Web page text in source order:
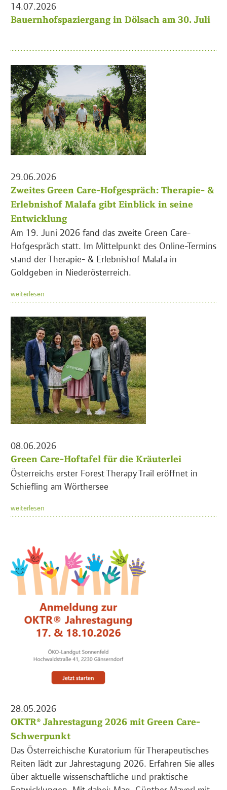
14.07.2026
Bauernhofspaziergang in Dölsach am 30. Juli
29.06.2026
Zweites Green Care-Hofgespräch: Therapie- &
Erlebnishof Malafa gibt Einblick in seine
Entwicklung
Am 19. Juni 2026 fand das zweite Green Care-
Hofgespräch statt. Im Mittelpunkt des Online-Termins
stand der Therapie- & Erlebnishof Malafa in
Goldgeben in Niederösterreich.
weiterlesen
08.06.2026
Green Care-Hoftafel für die Kräuterlei
Österreichs erster Forest Therapy Trail eröffnet in
Schiefling am Wörthersee
weiterlesen
28.05.2026
OKTR® Jahrestagung 2026 mit Green Care-
Schwerpunkt
Das Österreichische Kuratorium für Therapeutisches
Reiten lädt zur Jahrestagung 2026. Erfahren Sie alles
über aktuelle wissenschaftliche und praktische